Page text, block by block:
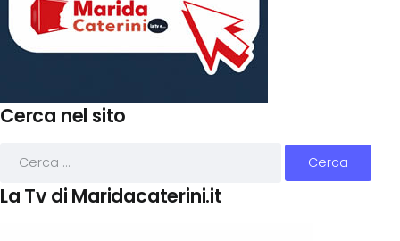
Cerca nel sito
La Tv di Maridacaterini.it